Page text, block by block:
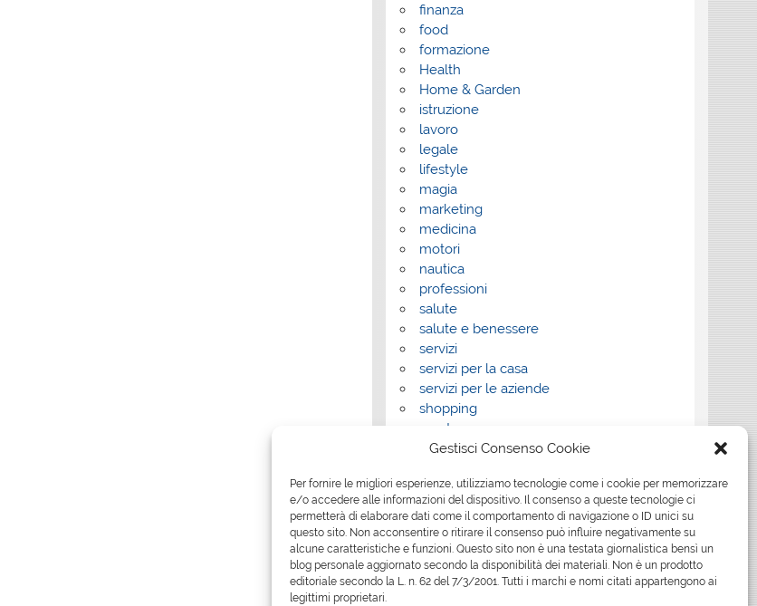
Gestisci Consenso Cookie
Per fornire le migliori esperienze, utilizziamo tecnologie come i cookie per memorizzare
e/o accedere alle informazioni del dispositivo. Il consenso a queste tecnologie ci
permetterà di elaborare dati come il comportamento di navigazione o ID unici su
questo sito. Non acconsentire o ritirare il consenso può influire negativamente su
alcune caratteristiche e funzioni. Questo sito non è una testata giornalistica bensì un
blog personale aggiornato secondo la disponibilità dei materiali. Non è un prodotto
editoriale secondo la L. n. 62 del 7/3/2001. Tutti i marchi e nomi citati appartengono ai
legittimi proprietari.
finanza
food
formazione
Health
Home & Garden
istruzione
lavoro
legale
lifestyle
magia
marketing
medicina
motori
nautica
professioni
salute
salute e benessere
servizi
servizi per la casa
servizi per le aziende
shopping
sport
Tech
travel
Uncategorized
viaggi
web
web marketing
wedding